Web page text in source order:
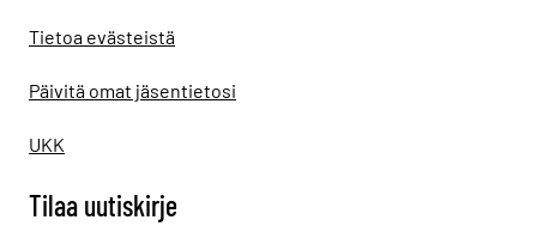
Tietoa evästeistä
Päivitä omat jäsentietosi
UKK
Tilaa uutiskirje